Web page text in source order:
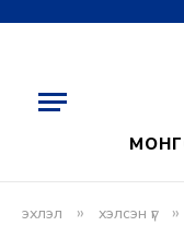
эхлэл » хэлсэн үг »